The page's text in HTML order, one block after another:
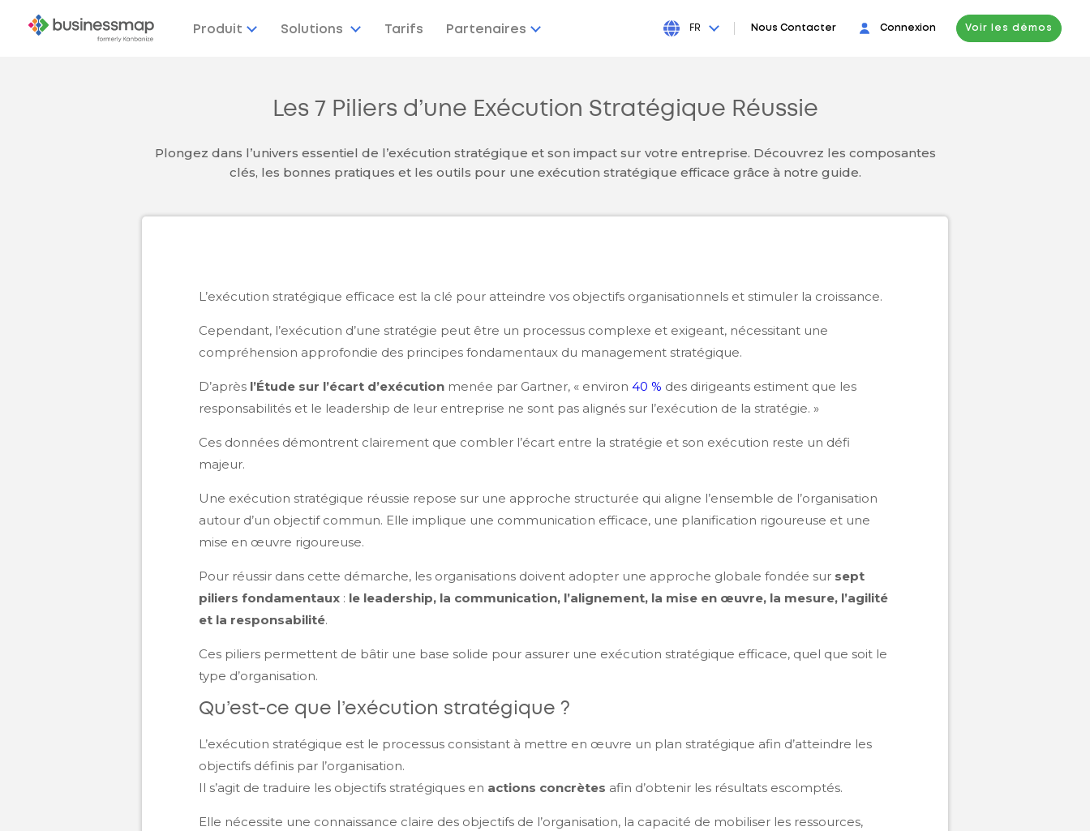
Produit Solutions Tarifs Partenaires FR Nous Contacter Connexion Voir les démos
Les 7 Piliers d’une Exécution Stratégique Réussie
Plongez dans l’univers essentiel de l’exécution stratégique et son impact sur votre entreprise. Découvrez les composantes
clés, les bonnes pratiques et les outils pour une exécution stratégique efficace grâce à notre guide.
L’exécution stratégique efficace est la clé pour atteindre vos objectifs organisationnels et stimuler la croissance.
Cependant, l’exécution d’une stratégie peut être un processus complexe et exigeant, nécessitant une
compréhension approfondie des principes fondamentaux du management stratégique.
D’après l’Étude sur l’écart d’exécution menée par Gartner, « environ 40 % des dirigeants estiment que les
responsabilités et le leadership de leur entreprise ne sont pas alignés sur l’exécution de la stratégie. »
Ces données démontrent clairement que combler l’écart entre la stratégie et son exécution reste un défi
majeur.
Une exécution stratégique réussie repose sur une approche structurée qui aligne l’ensemble de l’organisation
autour d’un objectif commun. Elle implique une communication efficace, une planification rigoureuse et une
mise en œuvre rigoureuse.
Pour réussir dans cette démarche, les organisations doivent adopter une approche globale fondée sur sept
piliers fondamentaux : le leadership, la communication, l’alignement, la mise en œuvre, la mesure, l’agilité
et la responsabilité.
Ces piliers permettent de bâtir une base solide pour assurer une exécution stratégique efficace, quel que soit le
type d’organisation.
Qu’est-ce que l’exécution stratégique ?
L’exécution stratégique est le processus consistant à mettre en œuvre un plan stratégique afin d’atteindre les
objectifs définis par l’organisation.
Il s’agit de traduire les objectifs stratégiques en actions concrètes afin d’obtenir les résultats escomptés.
Elle nécessite une connaissance claire des objectifs de l’organisation, la capacité de mobiliser les ressources,